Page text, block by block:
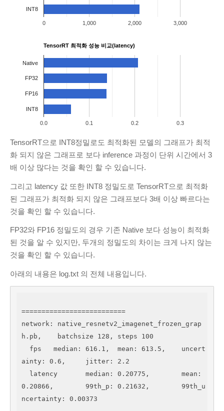
0 1,000 2,000 3,000
INT8
TensorRT 최적화 성능 비교(latency)
0.0 0.1 0.2 0.3
Native
FP32
FP16
INT8
TensorRT으로 INT8정밀로도 최적화된 모델의 그래프가 최적
화 되지 않은 그래프로 보다 inference 과정이 단위 시간에서 3
배 이상 많다는 것을 확인 할 수 있습니다.
그리고 latency 값 또한 INT8 정밀도로 TensorRT으로 최적화
된 그래프가 최적화 되지 않은 그래프보다 3배 이상 빠르다는
것을 확인 할 수 있습니다.
FP32와 FP16 정밀도의 경우 기존 Native 보다 성능이 최적화
된 것을 알 수 있지만, 두개의 정밀도의 차이는 크게 나지 않는
것을 확인 할 수 있습니다.
아래의 내용은 log.txt 의 전체 내용입니다.
==========================
network: native_resnetv2_imagenet_frozen_grap
h.pb,	 batchsize 128, steps 100
ainty: 0.6, 	jitter: 2.2
0.20866, 	99th_p: 0.21632, 	99th_u
ncertainty: 0.00373